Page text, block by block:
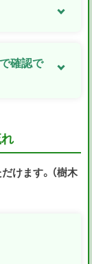
確認で
けます。（樹木